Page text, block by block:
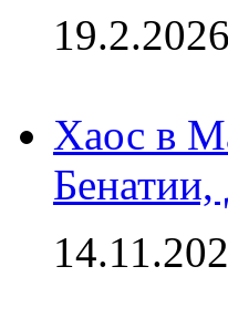
Хаос в
Бенатии,